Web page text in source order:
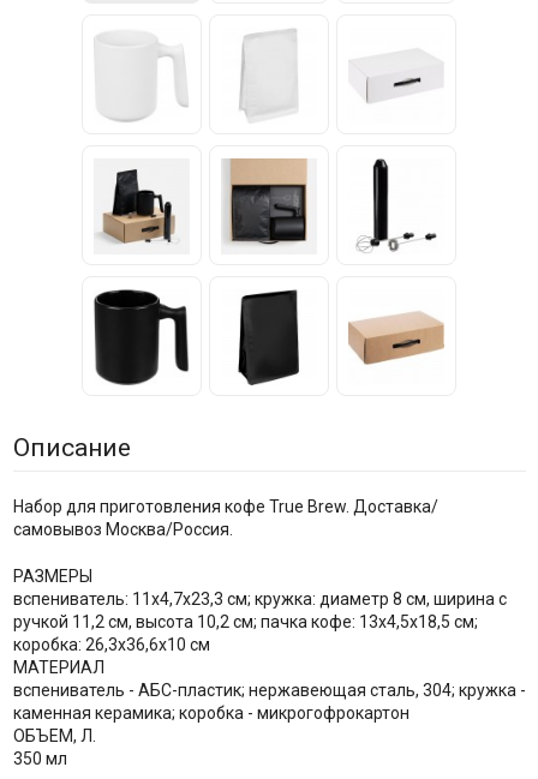
Описание
Набор для приготовления кофе True Brew. Доставка/
самовывоз Москва/Россия.
РАЗМЕРЫ
вспениватель: 11х4,7х23,3 см; кружка: диаметр 8 см, ширина с
ручкой 11,2 см, высота 10,2 см; пачка кофе: 13х4,5х18,5 см;
коробка: 26,3x36,6x10 см
МАТЕРИАЛ
вспениватель - АБС-пластик; нержавеющая сталь, 304; кружка -
каменная керамика; коробка - микрогофрокартон
ОБЪЕМ, Л.
350 мл